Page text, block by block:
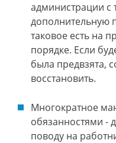
администрации с
дополнительную
таковое есть на
порядке. Если
была предвзята,
восстановить.
Многократное
обязанностями -
поводу на